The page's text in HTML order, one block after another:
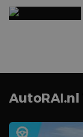
AutoRAI.nl
Strikt